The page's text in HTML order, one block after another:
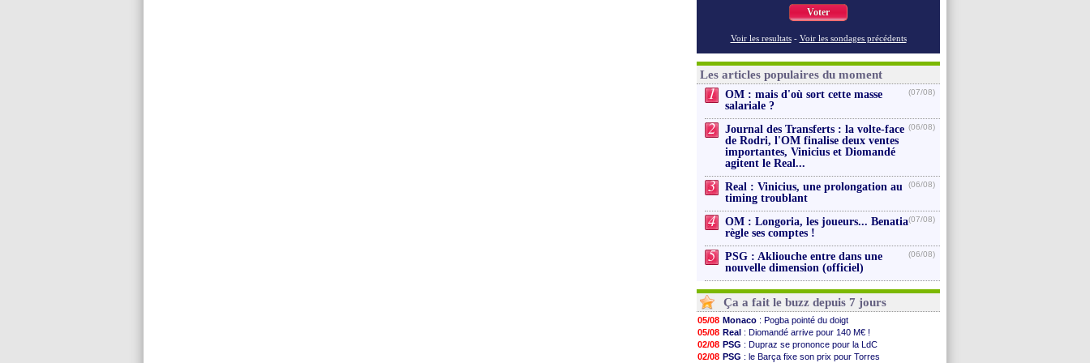
Voter
Voir les resultats - Voir les sondages précédents
Les articles populaires du moment
1
OM : mais d'où sort cette masse
salariale ?
(07/08)
2
Journal des Transferts : la volte-face
de Rodri, l'OM finalise deux ventes
importantes, Vinicius et Diomandé
agitent le Real...
(06/08)
3
Real : Vinicius, une prolongation au
timing troublant
(06/08)
4
OM : Longoria, les joueurs... Benatia
règle ses comptes !
(07/08)
5
PSG : Akliouche entre dans une
nouvelle dimension (officiel)
(06/08)
Ça a fait le buzz depuis 7 jours
05/08 Monaco : Pogba pointé du doigt
05/08 Real : Diomandé arrive pour 140 M€ !
02/08 PSG : Dupraz se prononce pour la LdC
02/08 PSG : le Barça fixe son prix pour Torres